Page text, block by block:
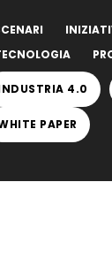
4.0
PAPER